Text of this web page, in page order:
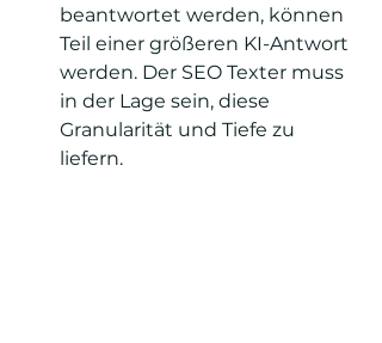
beantwortet werden, können
Teil einer größeren KI-Antwort
werden. Der SEO Texter muss
in der Lage sein, diese
Granularität und Tiefe zu
liefern.